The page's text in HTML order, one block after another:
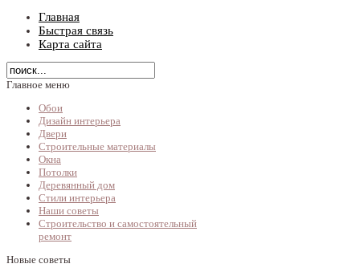
Главная
Быстрая связь
Карта сайта
Главное меню
Обои
Дизайн интерьера
Двери
Строительные материалы
Окна
Потолки
Деревянный дом
Стили интерьера
Наши советы
Строительство и самостоятельный
ремонт
Новые советы